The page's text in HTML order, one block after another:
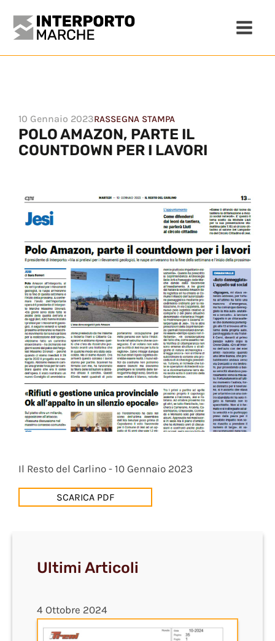
10 Gennaio 2023RASSEGNA STAMPA
POLO AMAZON, PARTE IL
COUNTDOWN PER I LAVORI
Il Resto del Carlino - 10 Gennaio 2023
SCARICA PDF
Ultimi Articoli
4 Ottobre 2024